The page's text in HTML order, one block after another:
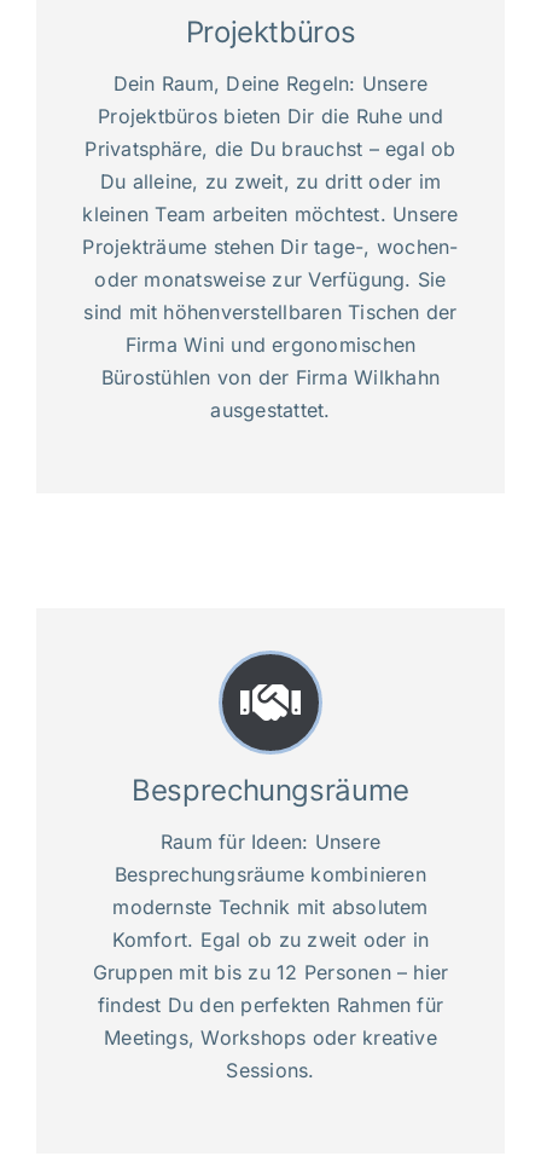
Projektbüros
Dein Raum, Deine Regeln: Unsere
Projektbüros bieten Dir die Ruhe und
Privatsphäre, die Du brauchst – egal ob
Du alleine, zu zweit, zu dritt oder im
kleinen Team arbeiten möchtest. Unsere
Projekträume stehen Dir tage-, wochen-
oder monatsweise zur Verfügung. Sie
sind mit höhenverstellbaren Tischen der
Firma Wini und ergonomischen
Bürostühlen von der Firma Wilkhahn
ausgestattet.
Besprechungsräume
Raum für Ideen: Unsere
Besprechungsräume kombinieren
modernste Technik mit absolutem
Komfort. Egal ob zu zweit oder in
Gruppen mit bis zu 12 Personen – hier
findest Du den perfekten Rahmen für
Meetings, Workshops oder kreative
Sessions.